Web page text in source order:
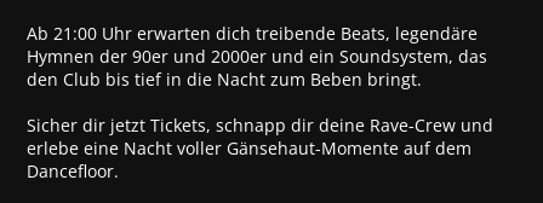
Ab 21:00 Uhr erwarten dich treibende Beats, legendäre
Hymnen der 90er und 2000er und ein Soundsystem, das
den Club bis tief in die Nacht zum Beben bringt.
Sicher dir jetzt Tickets, schnapp dir deine Rave-Crew und
erlebe eine Nacht voller Gänsehaut-Momente auf dem
Dancefloor.